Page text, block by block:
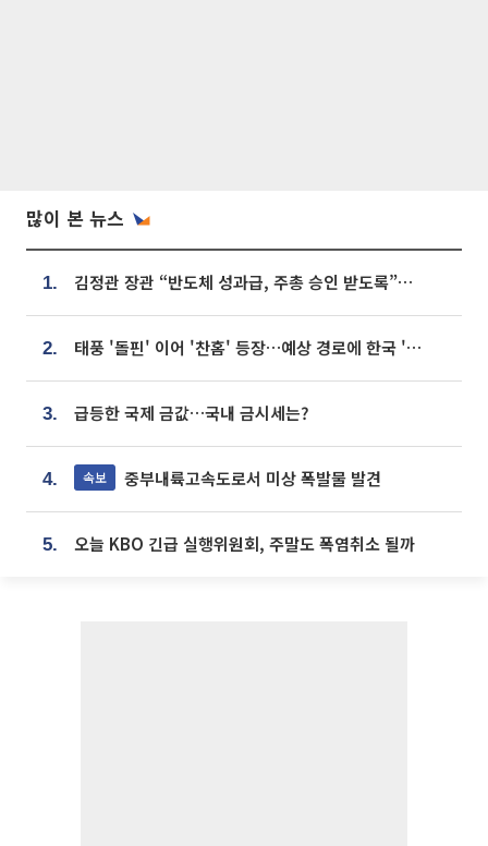
많이 본 뉴스
1. 김정관 장관 “반도체 성과급, 주총 승인 받도록”…상법·자본시장법 개정 시사
2. 태풍 '돌핀' 이어 '찬홈' 등장…예상 경로에 한국 '한숨'
3. 급등한 국제 금값…국내 금시세는?
4. 속보 중부내륙고속도로서 미상 폭발물 발견
5. 오늘 KBO 긴급 실행위원회, 주말도 폭염취소 될까